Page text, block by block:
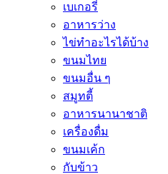
เบเกอรี่
อาหารว่าง
ไข่ทำอะไรได้บ้าง
ขนมไทย
ขนมอื่น ๆ
สมูทตี้
อาหารนานาชาติ
เครื่องดื่ม
ขนมเค้ก
กับข้าว